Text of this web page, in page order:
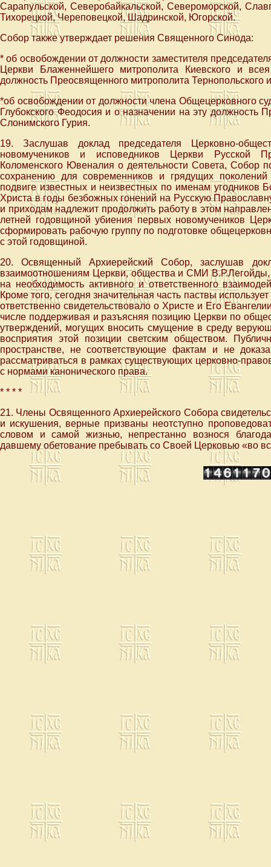
Сарапульской, Северобайкальской, Североморской,
Тихорецкой, Череповецкой, Шадринской, Югорской.
Собор также утверждает решения Священного Синода:
* об освобождении от должности заместителя
Церкви Блаженнейшего митрополита Киевского и
должность Преосвященного митрополита Тернопольского
*об освобождении от должности члена Общецерковного
Глубокского Феодосия и о назначении на эту должность
Слонимского Гурия.
19. Заслушав доклад председателя Церковно-
новомучеников и исповедников Церкви Русской
Коломенского Ювеналия о деятельности Совета, Собор
сохранению для современников и грядущих
подвиге известных и неизвестных по именам угодников
Христа в годы безбожных гонений на Русскую
и приходам надлежит продолжить работу в этом
летней годовщиной убиения первых новомучеников
сформировать рабочую группу по подготовке
с этой годовщиной.
20. Освященный Архиерейский Собор, заслушав
взаимоотношениям Церкви, общества и СМИ
на необходимость активного и ответственного
Кроме того, сегодня значительная часть паствы
ответственно свидетельствовало о Христе и Его
числе поддерживая и разъясняя позицию Церкви по
утверждений, могущих вносить смущение в среду
восприятия этой позиции светским обществом.
пространстве, не соответствующие фактам и не
рассматриваться в рамках существующих церковно-
с нормами канонического права.
* * * *
21. Члены Освященного Архиерейского Собора
и искушения, верные призваны неотступно
словом и самой жизнью, непрестанно вознося
давшему обетование пребывать со Своей Церковью «во